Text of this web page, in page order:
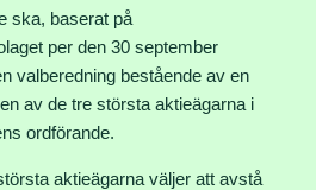
ska, baserat på
per den 30 september
valberedning bestående av en
av de tre största aktieägarna i
ordförande.
aktieägarna väljer att avstå